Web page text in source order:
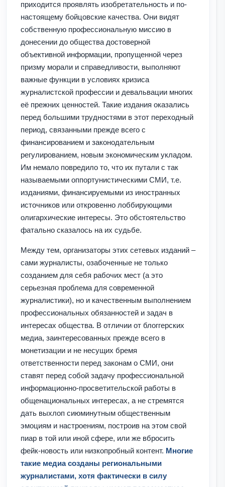
приходится проявлять изобретательность и по-
настоящему бойцовские качества. Они видят
собственную профессиональную миссию в
донесении до общества достоверной
объективной информации, пропущенной через
призму морали и справедливости, выполняют
важные функции в условиях кризиса
журналистской профессии и девальвации многих
её прежних ценностей. Такие издания оказались
перед большими трудностями в этот переходный
период, связанными прежде всего с
финансированием и законодательным
регулированием, новым экономическим укладом.
Им немало повредило то, что их путали с так
называемыми оппортунистическими СМИ, т.е.
изданиями, финансируемыми из иностранных
источников или откровенно лоббирующими
олигархические интересы. Это обстоятельство
фатально сказалось на их судьбе.
Между тем, организаторы этих сетевых изданий –
сами журналисты, озабоченные не только
созданием для себя рабочих мест (а это
серьезная проблема для современной
журналистики), но и качественным выполнением
профессиональных обязанностей и задач в
интересах общества. В отличии от блоггерских
медиа, заинтересованных прежде всего в
монетизации и не несущих бремя
ответственности перед законам о СМИ, они
ставят перед собой задачу профессиональной
информационно-просветительской работы в
общенациональных интересах, а не стремятся
дать выхлоп сиюминутным общественным
эмоциям и настроениям, построив на этом свой
пиар в той или иной сфере, или же вбросить
фейк-новость или низкопробный контент. Многие
такие медиа созданы региональными
журналистами, хотя фактически в силу